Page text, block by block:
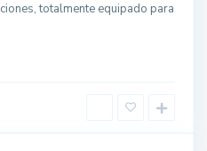
totalmente equipado para